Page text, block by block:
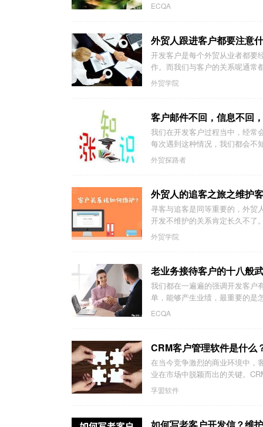
ECQA
外贸人跟进客户都要注意
开发客户是每个外贸从业者都要
作。而我们与客户的关系呢通常
外贸学院
客户邮件不回，信息不回
我们在开发客户过程当中，经常
每次遇到这种情况，我们都会不
外贸探路者
外贸人的追客之旅之维护
寻客与追客是同等重要的，外贸
开发不维护的关系肯定长久不了
外贸学院
老业务接待客户的十八般
我们都在一遍遍的强调开发客户
单，能够产生业绩，最重要的是
ECQA
CRM客户管理软件是什么
在当今竞争激烈的商业环境中，
业在市场中脱颖而出的关键。
孚盟软件